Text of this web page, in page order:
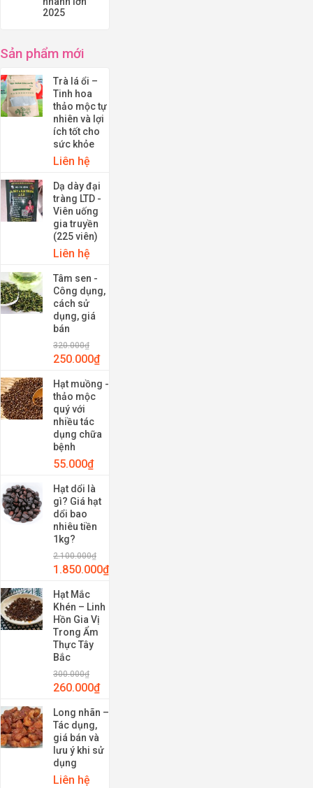
2025
Sản phẩm mới
Trà lá ổi –
Tinh hoa
thảo mộc tự
nhiên và lợi
ích tốt cho
sức khỏe
Liên hệ
Dạ dày đại
tràng LTD -
Viên uống
gia truyền
(225 viên)
Liên hệ
Tâm sen -
Công dụng,
cách sử
dụng, giá
bán
320.000₫
250.000₫
Hạt muồng -
thảo mộc
quý với
nhiều tác
dụng chữa
bệnh
55.000₫
Hạt dổi là
gì? Giá hạt
dổi bao
nhiêu tiền
1kg?
2.100.000₫
1.850.000₫
Hạt Mắc
Khén – Linh
Hồn Gia Vị
Trong Ẩm
Thực Tây
Bắc
300.000₫
260.000₫
Long nhãn –
Tác dụng,
giá bán và
lưu ý khi sử
dụng
Liên hệ